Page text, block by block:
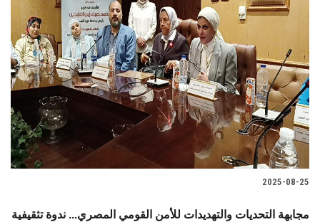
2025-08-25
مجابهة التحديات والتهديدات للأمن القومي المصري... ندوة تثقيفية